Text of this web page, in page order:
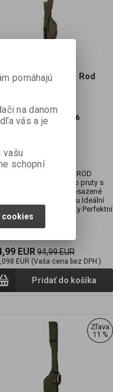
Voyager 13ft 2 Rod
FOX
číslo:
CLU536
(mesiacov):
balenia:
v balení:
FOX VOYAGER 2 ROD
13ft Navržený pro pruty s
spodním očkem osazené
s velkou cívkou Ideální
rybáře lovící na 2 pruty Perfektní
uložení spodových...
EUR94,99 EUR
EUR (Vaša cena bez DPH:)
Pridať do košíka
Zľava
11 %
pomáhajú
na danom
vás a je
schopní
cookies